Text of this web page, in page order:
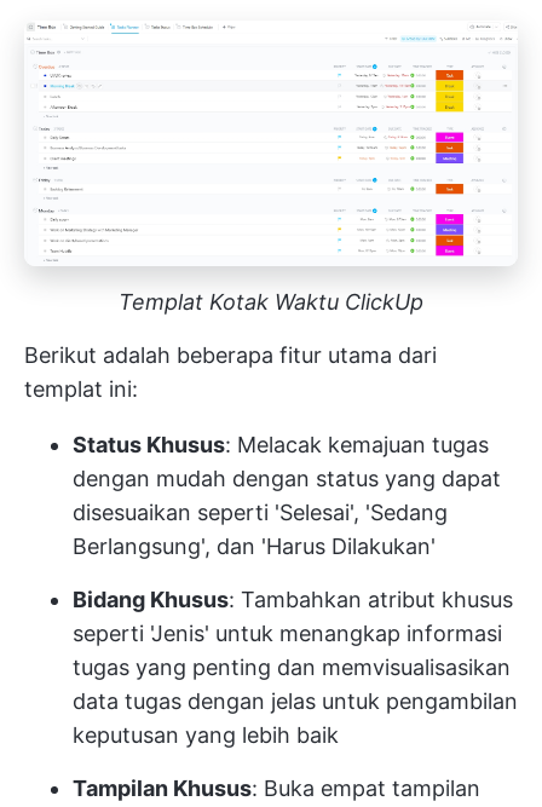
Templat Kotak Waktu ClickUp
Berikut adalah beberapa fitur utama dari
templat ini:
Status Khusus: Melacak kemajuan tugas
dengan mudah dengan status yang dapat
disesuaikan seperti 'Selesai', 'Sedang
Berlangsung', dan 'Harus Dilakukan'
Bidang Khusus: Tambahkan atribut khusus
seperti 'Jenis' untuk menangkap informasi
tugas yang penting dan memvisualisasikan
data tugas dengan jelas untuk pengambilan
keputusan yang lebih baik
Tampilan Khusus: Buka empat tampilan